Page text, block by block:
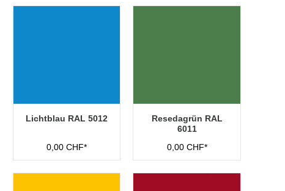
Lichtblau RAL 5012
0,00 CHF*
Resedagrün RAL
6011
0,00 CHF*